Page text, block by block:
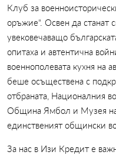
Клуб за
оръжие“. Освен да станат
увековечаващо
опитаха и автентична
военнополевата кухня на
беше осъществена с
отбраната, Националния
Община Ямбол и Музея на
единственият общински
За нас в Изи Кредит е